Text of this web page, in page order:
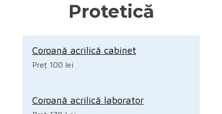
Protetică
Coroană acrilică cabinet
Preț 100 lei
Coroană acrilică laborator